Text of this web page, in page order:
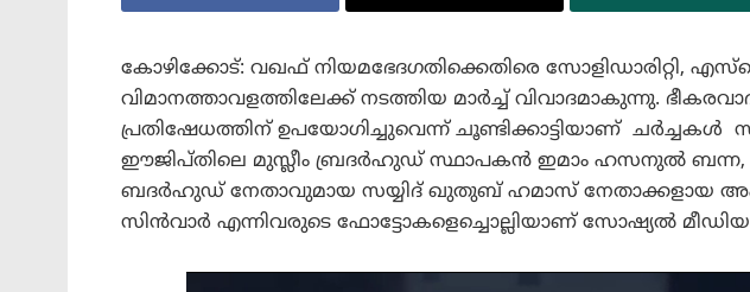
കോഴിക്കോട്: വഖഫ് നിയമഭേദഗതിക്കെതിരെ സോളിഡാരിറ്റി,
വിമാനത്താവളത്തിലേക്ക് നടത്തിയ മാര്‍ച്ച് വിവാദമാകുന്നു.
പ്രതിഷേധത്തിന് ഉപയോഗിച്ചുവെന്ന് ചൂണ്ടിക്കാട്ടിയാണ് ചര്‍ച്ചകള്‍
ഈജിപ്തിലെ മുസ്ലീം ബ്രദര്‍ഹുഡ് സ്ഥാപകന്‍ ഇമാം ഹസനുല്‍ ബന്ന,
ബദര്‍ഹുഡ് നേതാവുമായ സയ്യിദ് ഖുതുബ് ഹമാസ് നേതാക്കളായ
സിന്‍വാര്‍ എന്നിവരുടെ ഫോട്ടോകളെച്ചൊല്ലിയാണ് സോഷ്യല്‍